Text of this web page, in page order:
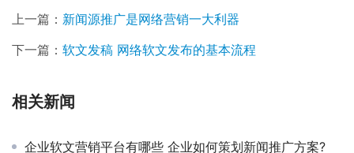
上一篇： 新闻源推广是网络营销一大利器
下一篇： 软文发稿 网络软文发布的基本流程
相关新闻
企业软文营销平台有哪些 企业如何策划新闻推广方案?